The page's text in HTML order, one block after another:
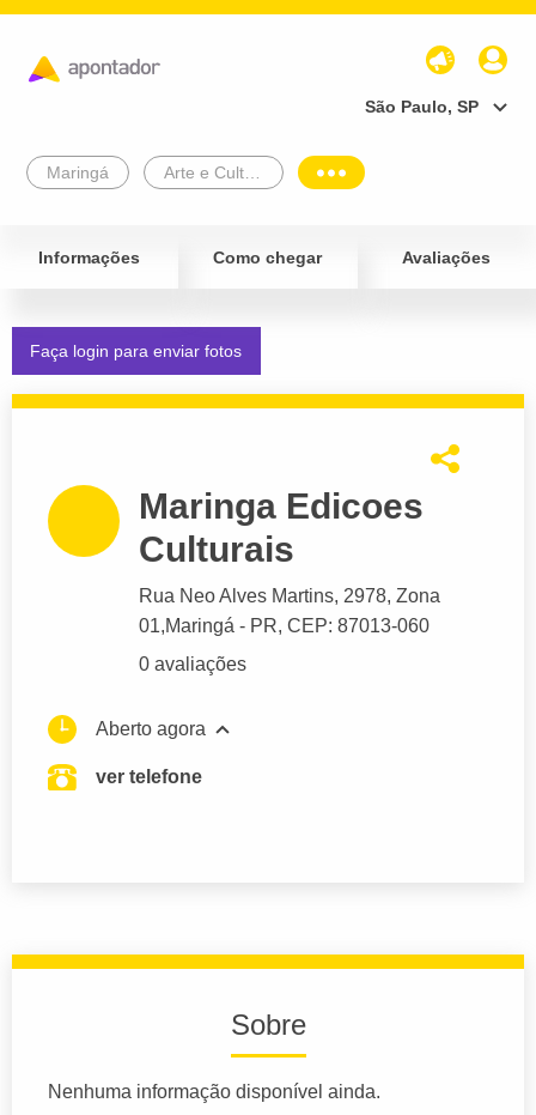
São Paulo, SP
Maringá
Informações Como chegar Avaliações
Faça login para enviar fotos
Maringa Edicoes
Culturais
Rua Neo Alves Martins, 2978, Zona
01,Maringá - PR, CEP: 87013-060
0 avaliações
Aberto agora
ver telefone
Sobre
Nenhuma informação disponível ainda.